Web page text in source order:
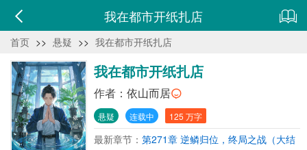
我在都市开纸扎店
首页 >> 悬疑 >> 我在都市开纸扎店
我在都市开纸扎店
作者： 依山而居
悬疑 连载中 125 万字
最新章节： 第271章 逆鳞归位，终局之战（大结